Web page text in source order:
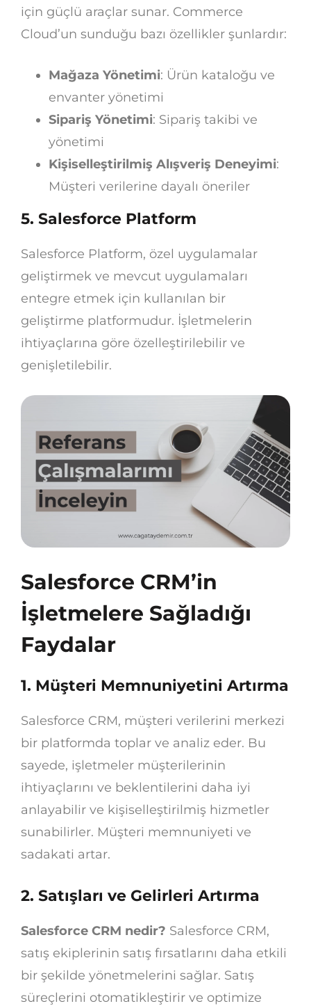
için güçlü araçlar sunar. Commerce
Cloud’un sunduğu bazı özellikler şunlardır:
Mağaza Yönetimi: Ürün kataloğu ve
envanter yönetimi
Sipariş Yönetimi: Sipariş takibi ve
yönetimi
Kişiselleştirilmiş Alışveriş Deneyimi:
Müşteri verilerine dayalı öneriler
5. Salesforce Platform
Salesforce Platform, özel uygulamalar
geliştirmek ve mevcut uygulamaları
entegre etmek için kullanılan bir
geliştirme platformudur. İşletmelerin
ihtiyaçlarına göre özelleştirilebilir ve
genişletilebilir.
Salesforce CRM’in
İşletmelere Sağladığı
Faydalar
1. Müşteri Memnuniyetini Artırma
Salesforce CRM, müşteri verilerini merkezi
bir platformda toplar ve analiz eder. Bu
sayede, işletmeler müşterilerinin
ihtiyaçlarını ve beklentilerini daha iyi
anlayabilir ve kişiselleştirilmiş hizmetler
sunabilirler. Müşteri memnuniyeti ve
sadakati artar.
2. Satışları ve Gelirleri Artırma
Salesforce CRM nedir? Salesforce CRM,
satış ekiplerinin satış fırsatlarını daha etkili
bir şekilde yönetmelerini sağlar. Satış
süreçlerini otomatikleştirir ve optimize